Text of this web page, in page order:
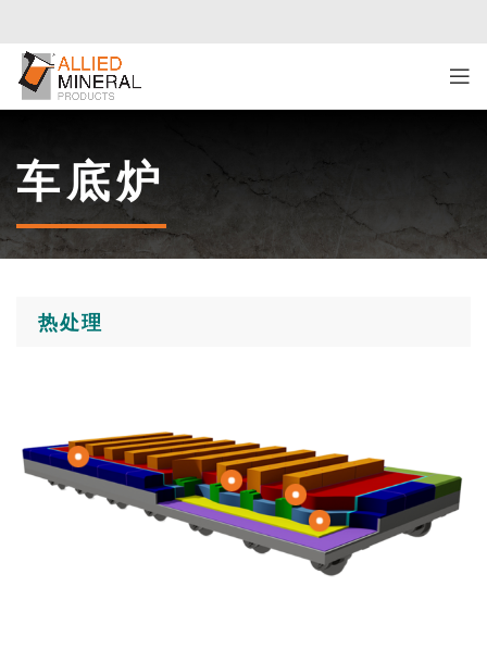
车底炉
热处理